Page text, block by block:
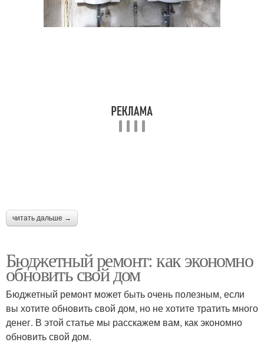
читать дальше →
Бюджетный ремонт: как экономно
обновить свой дом
Бюджетный ремонт может быть очень полезным, если
вы хотите обновить свой дом, но не хотите тратить много
денег. В этой статье мы расскажем вам, как экономно
обновить свой дом.